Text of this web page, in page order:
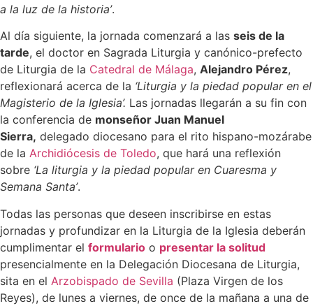
a la luz de la historia’.
Al día siguiente, la jornada comenzará a las seis de la
tarde, el doctor en Sagrada Liturgia y canónico-prefecto
de Liturgia de la Catedral de Málaga, Alejandro Pérez,
reflexionará acerca de la ‘Liturgia y la piedad popular en el
Magisterio de la Iglesia’. Las jornadas llegarán a su fin con
la conferencia de monseñor Juan Manuel
Sierra, delegado diocesano para el rito hispano-mozárabe
de la Archidiócesis de Toledo, que hará una reflexión
sobre ‘La liturgia y la piedad popular en Cuaresma y
Semana Santa’.
Todas las personas que deseen inscribirse en estas
jornadas y profundizar en la Liturgia de la Iglesia deberán
cumplimentar el formulario o presentar la solitud
presencialmente en la Delegación Diocesana de Liturgia,
sita en el Arzobispado de Sevilla (Plaza Virgen de los
Reyes), de lunes a viernes, de once de la mañana a una de